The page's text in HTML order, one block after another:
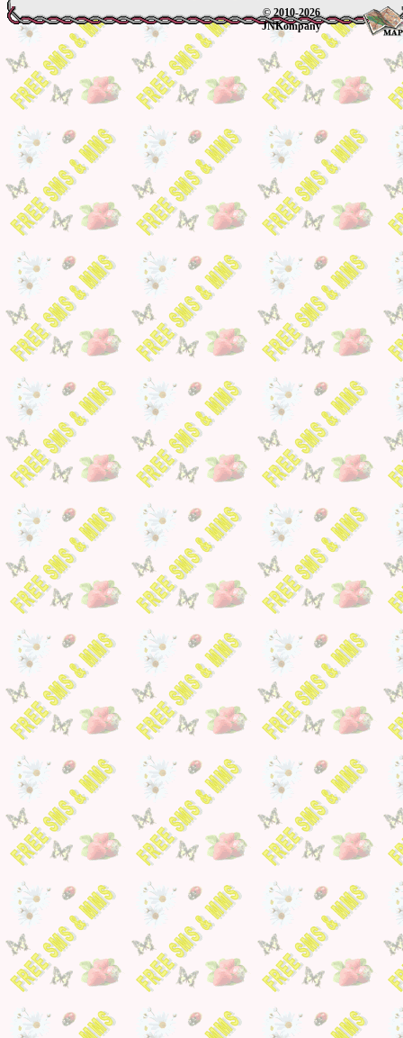
© 2010-2026
JNKompany